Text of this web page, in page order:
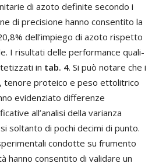
di azoto definite secondo i
di precisione hanno consentito la
dell’impiego di azoto rispetto
I risultati delle performance quali-
in tab. 4. Si può notare che i
tenore proteico e peso ettolitrico
evidenziato differenze
all’analisi della varianza
soltanto di pochi decimi di punto.
condotte su frumento
hanno consentito di validare un